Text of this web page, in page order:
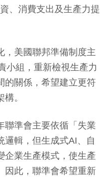
、消費支出及生產力提
，美國聯邦準備制度主
小組，重新檢視生產力
的關係，希望建立更符
。
聯準會主要依循「失業
邏輯，但生成式AI、自
企業生產模式，使生產
因此，聯準會希望重新